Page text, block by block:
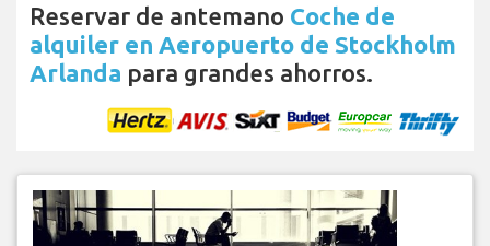
Reservar de antemano Coche de
alquiler en Aeropuerto de Stockholm
Arlanda para grandes ahorros.